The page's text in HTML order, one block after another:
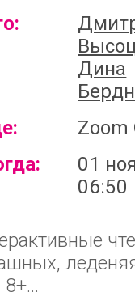
Дина
Zoom
01
06:50